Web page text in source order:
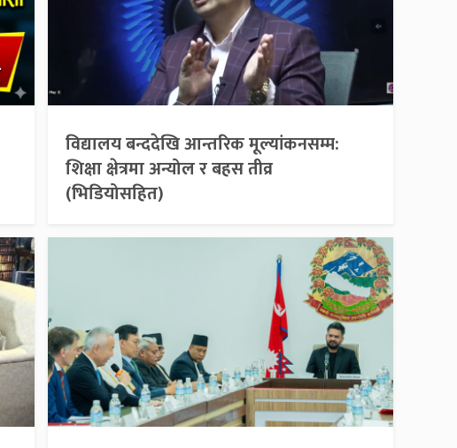
विद्यालय बन्ददेखि आन्तरिक मूल्यांकनसम्म:
शिक्षा क्षेत्रमा अन्योल र बहस तीव्र
(भिडियोसहित)